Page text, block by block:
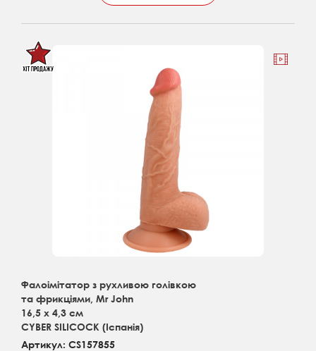
Фалоімітатор з рухливою голівкою
та фрикціями, Mr John
16,5 х 4,3 см
CYBER SILICOCK (Іспанія)
Артикул: CS157855